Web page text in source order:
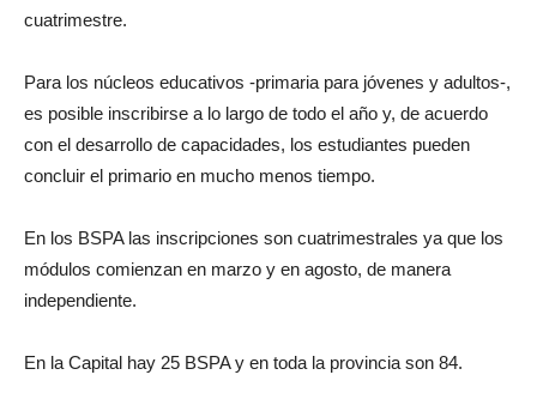
cuatrimestre.
Para los núcleos educativos -primaria para jóvenes y adultos-,
es posible inscribirse a lo largo de todo el año y, de acuerdo
con el desarrollo de capacidades, los estudiantes pueden
concluir el primario en mucho menos tiempo.
En los BSPA las inscripciones son cuatrimestrales ya que los
módulos comienzan en marzo y en agosto, de manera
independiente.
En la Capital hay 25 BSPA y en toda la provincia son 84.